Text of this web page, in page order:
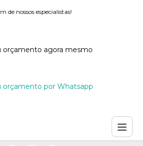
de nossos especialistas!
orçamento agora mesmo
orçamento por Whatsapp